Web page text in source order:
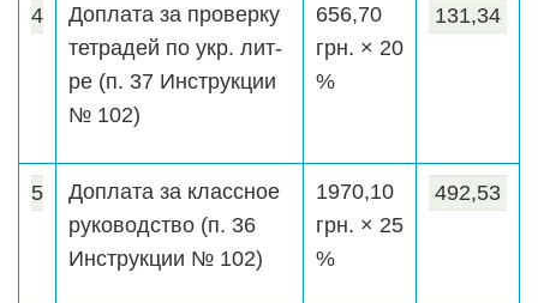
4
Доплата за проверку
тетрадей по укр. лит-
ре (п. 37 Инструкции
№ 102)
656,70
грн. × 20
%
131,34
5
Доплата за классное
руководство (п. 36
Инструкции № 102)
1970,10
грн. × 25
%
492,53